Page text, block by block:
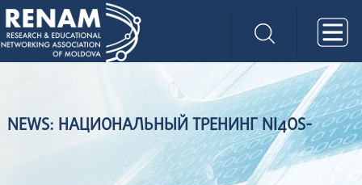
NEWS: НАЦИОНАЛЬНЫЙ ТРЕНИНГ NI4OS-